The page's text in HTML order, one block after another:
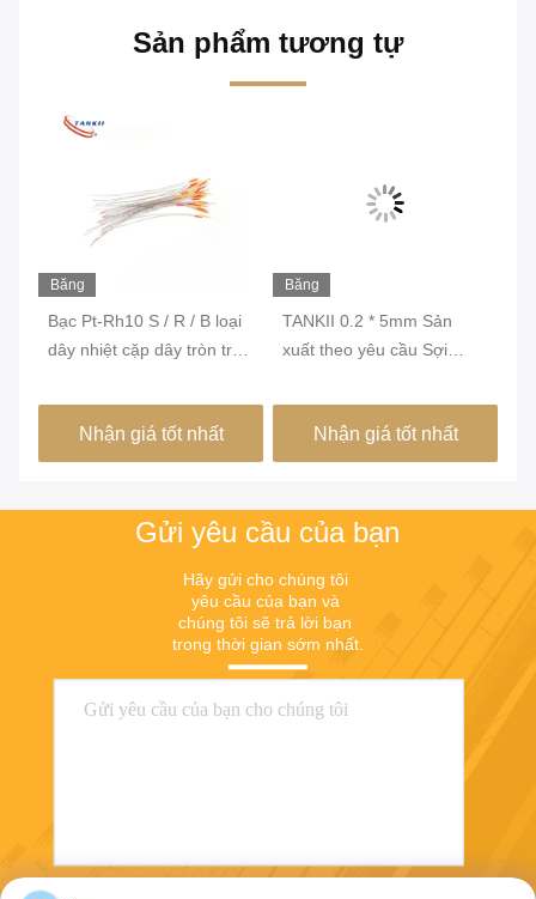
Sản phẩm tương tự
Băng
Bạc Pt-Rh10 S / R / B loại
dây nhiệt cặp dây tròn trần
Nhận giá tốt nhất
Băng
TANKII 0.2 * 5mm Sản
xuất theo yêu cầu Sợi
nhiệt cặp được sử dụng
cho phụ kiện cảm biến
Nhận giá tốt nhất
Gửi yêu cầu của bạn
Hãy gửi cho chúng tôi
yêu cầu của bạn và
chúng tôi sẽ trả lời bạn
trong thời gian sớm nhất.